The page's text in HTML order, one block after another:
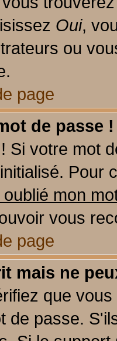
Oui,
ou
page
de passe !
Si votre mot
Pour
mon
vous
page
mais ne
que
de passe.